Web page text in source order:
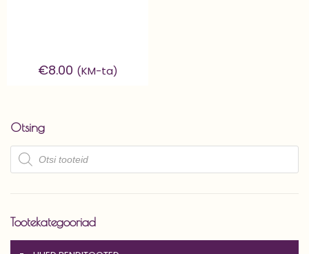
€8.00 (KM-ta)
Otsing
Products
search
Tootekategooriad